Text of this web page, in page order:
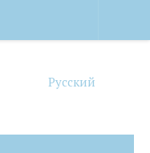
Русский